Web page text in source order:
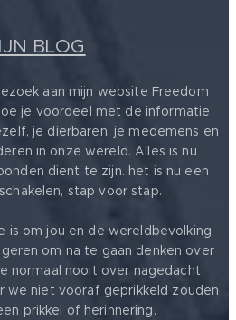
BLOG
aan mijn website Freedom
je voordeel met de informatie
je dierbaren, je medemens en
in onze wereld. Alles is nu
dient te zijn. het is nu een
stap voor stap.
is om jou en de wereldbevolking
om na te gaan denken over
normaal nooit over nagedacht
we niet vooraf geprikkeld zouden
prikkel of herinnering.